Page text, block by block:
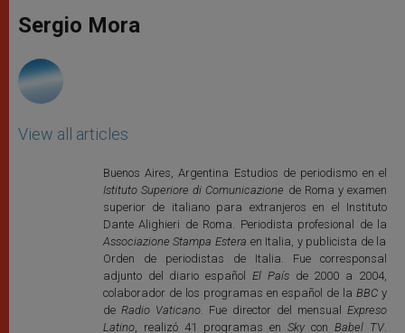
p
p
g
e
o
k
Sergio Mora
View all articles
Buenos Aires, Argentina Estudios de periodismo en el
Istituto Superiore di Comunicazione de Roma y examen
superior de italiano para extranjeros en el Instituto
Dante Alighieri de Roma. Periodista profesional de la
Associazione Stampa Estera en Italia, y publicista de la
Orden de periodistas de Italia. Fue corresponsal
adjunto del diario españolEl Paísde 2000 a 2004,
colaborador de los programas en español de la BBCy
de Radio Vaticano. Fue director del mensualExpreso
Latino, realizó 41 programas en Skycon Babel TV